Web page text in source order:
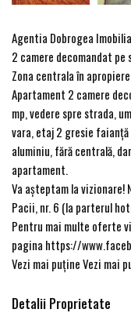
Agentia Dobrogea
2 camere decomandat
Zona centrala în
Apartament 2 camere
mp, vedere spre strada,
vara, etaj 2 gresie
aluminiu, fără centrală,
apartament.
Va așteptam la
Pacii, nr. 6 (la parterul
Pentru mai multe oferte
pagina https://
Vezi mai puţine Vezi mai
Detalii Proprietate